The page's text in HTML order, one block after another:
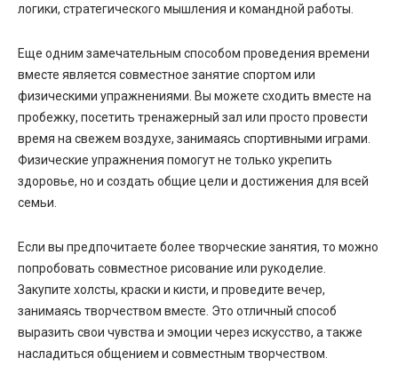
логики, стратегического мышления и командной работы.
Еще одним замечательным способом проведения времени
вместе является совместное занятие спортом или
физическими упражнениями. Вы можете сходить вместе на
пробежку, посетить тренажерный зал или просто провести
время на свежем воздухе, занимаясь спортивными играми.
Физические упражнения помогут не только укрепить
здоровье, но и создать общие цели и достижения для всей
семьи.
Если вы предпочитаете более творческие занятия, то можно
попробовать совместное рисование или рукоделие.
Закупите холсты, краски и кисти, и проведите вечер,
занимаясь творчеством вместе. Это отличный способ
выразить свои чувства и эмоции через искусство, а также
насладиться общением и совместным творчеством.